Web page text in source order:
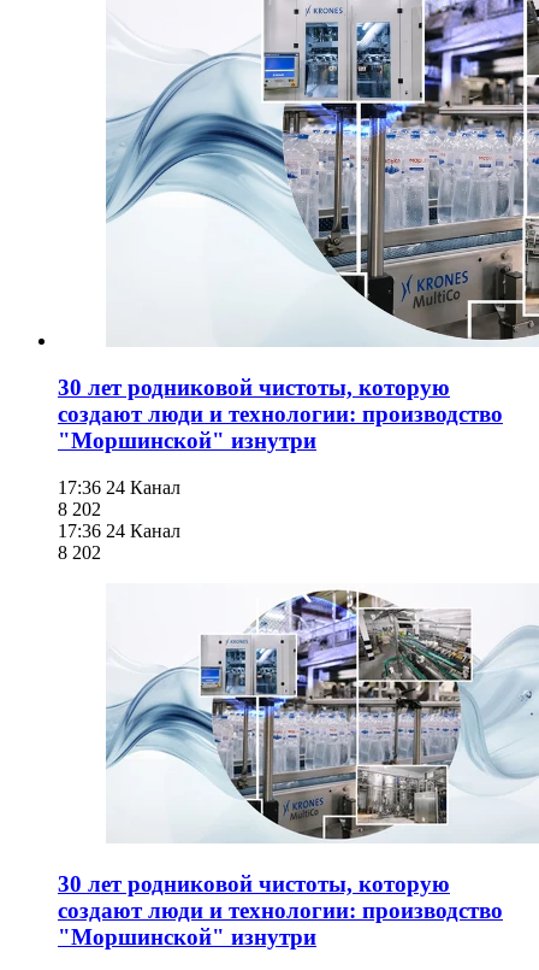
30 лет родниковой чистоты, которую
создают люди и технологии: производство
"Моршинской" изнутри
17:36 24 Канал
8 202
17:36 24 Канал
8 202
30 лет родниковой чистоты, которую
создают люди и технологии: производство
"Моршинской" изнутри